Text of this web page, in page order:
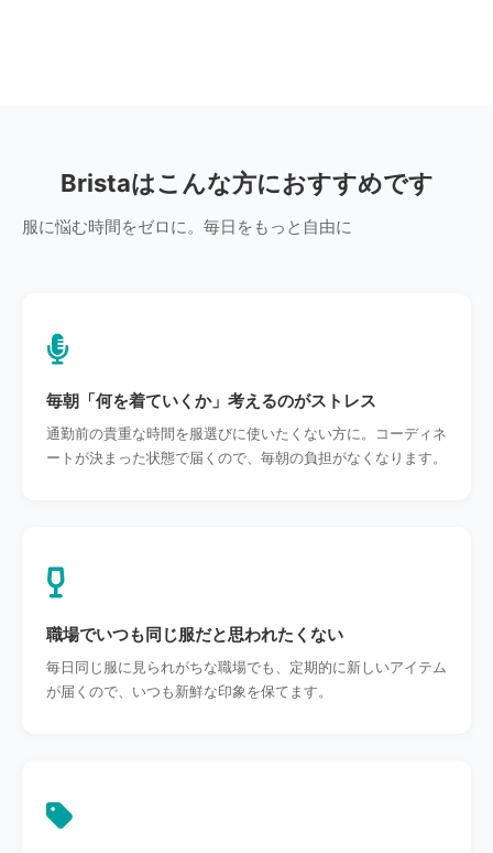
Bristaはこんな方におすすめです
服に悩む時間をゼロに。毎日をもっと自由に
毎朝「何を着ていくか」考えるのがストレス
通勤前の貴重な時間を服選びに使いたくない方に。コーディネ
ートが決まった状態で届くので、毎朝の負担がなくなります。
職場でいつも同じ服だと思われたくない
毎日同じ服に見られがちな職場でも、定期的に新しいアイテム
が届くので、いつも新鮮な印象を保てます。